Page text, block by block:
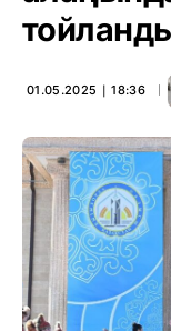
01.05.2025 ∣ 18:36